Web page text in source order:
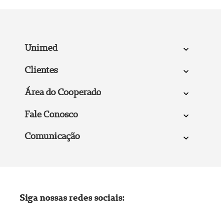
Unimed
Clientes
Área do Cooperado
Fale Conosco
Comunicação
Siga nossas redes sociais: